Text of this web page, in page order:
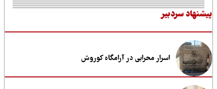
سردبیر
اسرار محرابی در آرامگاه کوروش